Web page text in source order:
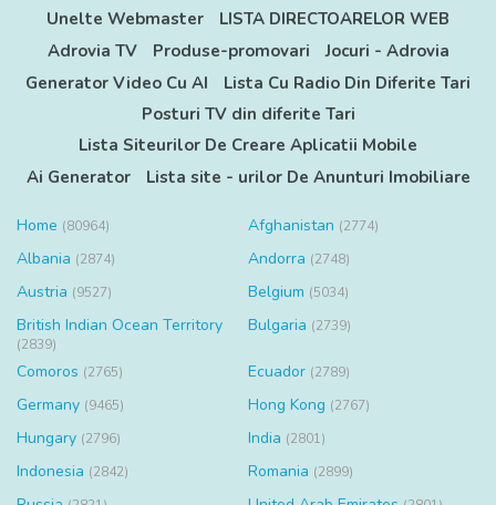
Unelte Webmaster
LISTA DIRECTOARELOR WEB
Adrovia TV
Produse-promovari
Jocuri - Adrovia
Generator Video Cu AI
Lista Cu Radio Din Diferite Tari
Posturi TV din diferite Tari
Lista Siteurilor De Creare Aplicatii Mobile
Ai Generator
Lista site - urilor De Anunturi Imobiliare
Home (80964) Afghanistan (2774)
Albania (2874) Andorra (2748)
Austria (9527) Belgium (5034)
British Indian Ocean Territory
(2839)
Bulgaria (2739)
Comoros (2765) Ecuador (2789)
Germany (9465) Hong Kong (2767)
Hungary (2796) India (2801)
Indonesia (2842) Romania (2899)